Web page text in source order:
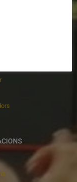
masculí
femení